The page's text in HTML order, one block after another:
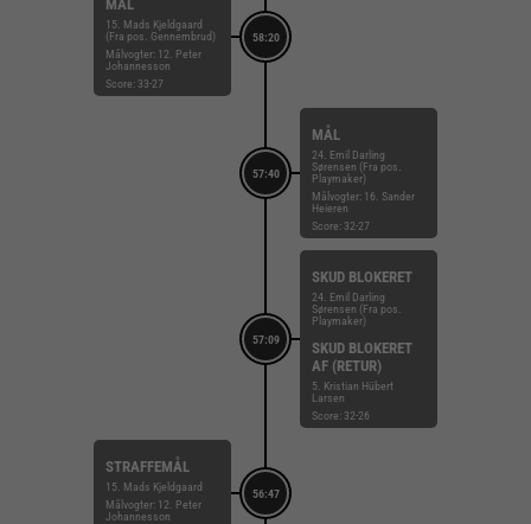
58:20
MÅL
15. Mads Kjeldgaard
(Fra pos. Gennembrud)
Målvogter: 12. Peter
Johannesson
Score: 33-27
57:40
MÅL
24. Emil Darling
Sørensen (Fra pos.
Playmaker)
Målvogter: 16. Sander
Heieren
Score: 32-27
57:09
SKUD BLOKERET
24. Emil Darling
Sørensen (Fra pos.
Playmaker)
SKUD BLOKERET
AF (RETUR)
5. Kristian Hübert
Larsen
Score: 32-26
56:47
STRAFFEMÅL
15. Mads Kjeldgaard
Målvogter: 12. Peter
Johannesson